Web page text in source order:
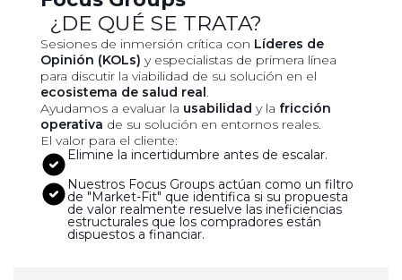
¿DE QUÉ SE TRATA?
Sesiones de inmersión crítica con Líderes de
Opinión (KOLs) y especialistas de primera línea
para discutir la viabilidad de su solución en el
ecosistema de salud real.
Ayudamos a evaluar la usabilidad y la fricción
operativa de su solución en entornos reales.
El valor para el cliente:
Elimine la incertidumbre antes de escalar.
Nuestros Focus Groups actúan como un filtro
de "Market-Fit" que identifica si su propuesta
de valor realmente resuelve las ineficiencias
estructurales que los compradores están
dispuestos a financiar.